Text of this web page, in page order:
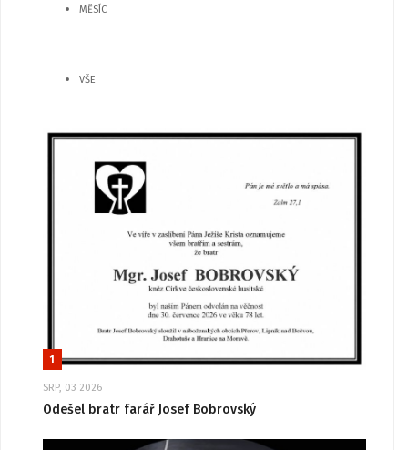
MĚSÍC
VŠE
1
SRP, 03 2026
Odešel bratr farář Josef Bobrovský